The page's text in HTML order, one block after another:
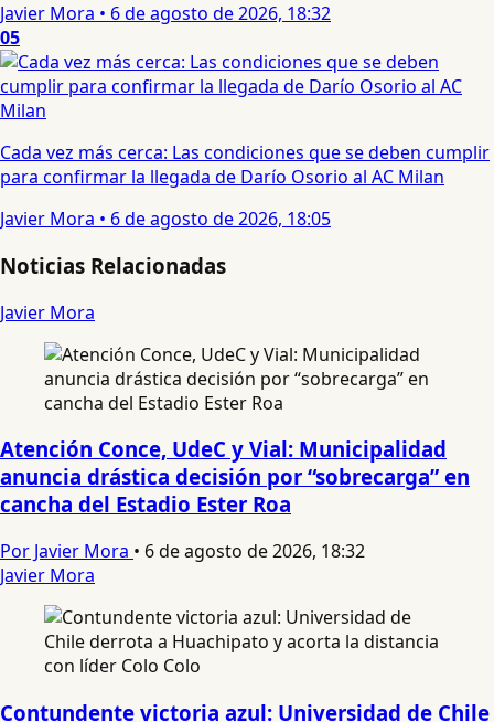
Javier Mora • 6 de agosto de 2026, 18:32
05
Cada vez más cerca: Las condiciones que se deben cumplir
para confirmar la llegada de Darío Osorio al AC Milan
Javier Mora • 6 de agosto de 2026, 18:05
Noticias Relacionadas
Javier Mora
Atención Conce, UdeC y Vial: Municipalidad
anuncia drástica decisión por “sobrecarga” en
cancha del Estadio Ester Roa
Por Javier Mora • 6 de agosto de 2026, 18:32
Javier Mora
Contundente victoria azul: Universidad de Chile